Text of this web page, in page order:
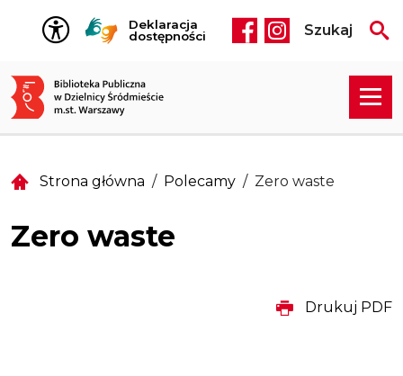
Przejdź do treści
Deklaracja
dostępności
Social media
Szukaj
Strona główna Polecamy Zero waste
Zero waste
Drukuj PDF